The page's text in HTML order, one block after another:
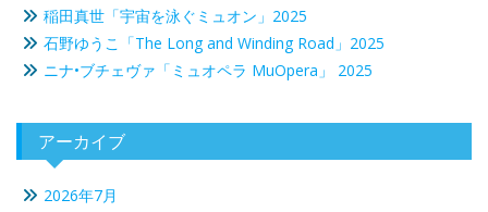
稲田真世「宇宙を泳ぐミュオン」2025
石野ゆうこ「The Long and Winding Road」2025
ニナ•ブチェヴァ「ミュオペラ MuOpera」 2025
アーカイブ
2026年7月